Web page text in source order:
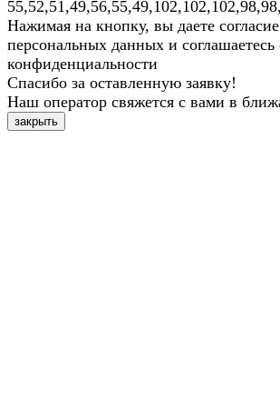
Нажимая на кнопку, вы даете
персональных данных и соглашаетесь
конфиденциальности
Спасибо за оставленную заявку!
Наш оператор свяжется с вами в
закрыть